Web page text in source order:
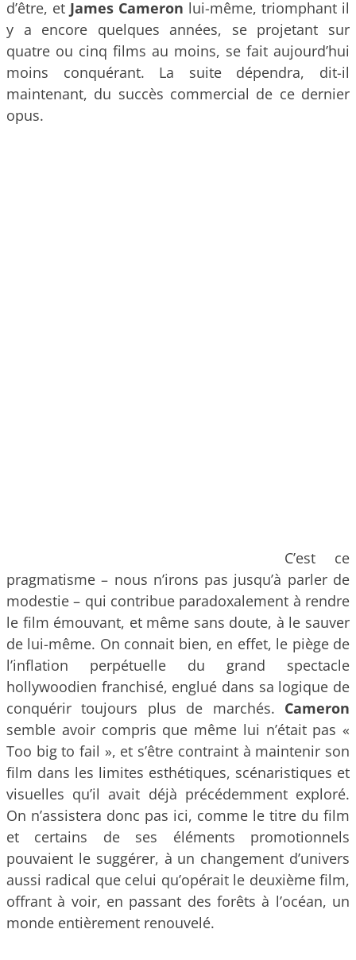
d’être, et James Cameron lui-même, triomphant il
y a encore quelques années, se projetant sur
quatre ou cinq films au moins, se fait aujourd’hui
moins conquérant. La suite dépendra, dit-il
maintenant, du succès commercial de ce dernier
opus.
C’est ce
pragmatisme – nous n’irons pas jusqu’à parler de
modestie – qui contribue paradoxalement à rendre
le film émouvant, et même sans doute, à le sauver
de lui-même. On connait bien, en effet, le piège de
l’inflation perpétuelle du grand spectacle
hollywoodien franchisé, englué dans sa logique de
conquérir toujours plus de marchés. Cameron
semble avoir compris que même lui n’était pas «
Too big to fail », et s’être contraint à maintenir son
film dans les limites esthétiques, scénaristiques et
visuelles qu’il avait déjà précédemment exploré.
On n’assistera donc pas ici, comme le titre du film
et certains de ses éléments promotionnels
pouvaient le suggérer, à un changement d’univers
aussi radical que celui qu’opérait le deuxième film,
offrant à voir, en passant des forêts à l’océan, un
monde entièrement renouvelé.